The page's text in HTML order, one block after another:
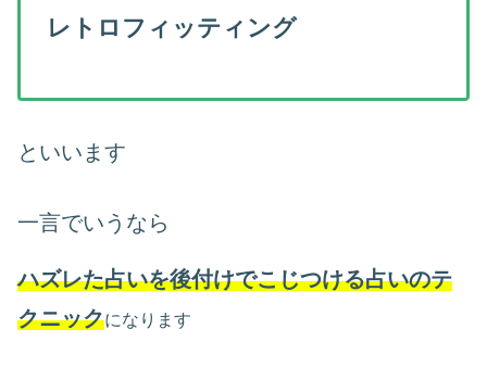
レトロフィッティング
といいます
一言でいうなら
ハズレた占いを後付けでこじつける占いのテ
クニックになります